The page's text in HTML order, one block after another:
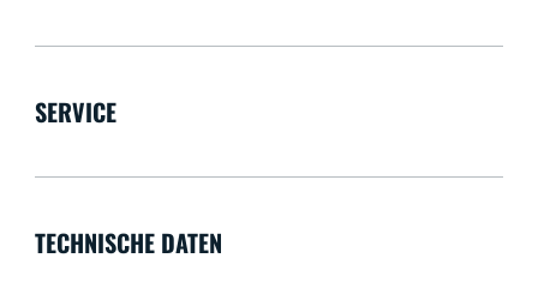
SERVICE
TECHNISCHE DATEN